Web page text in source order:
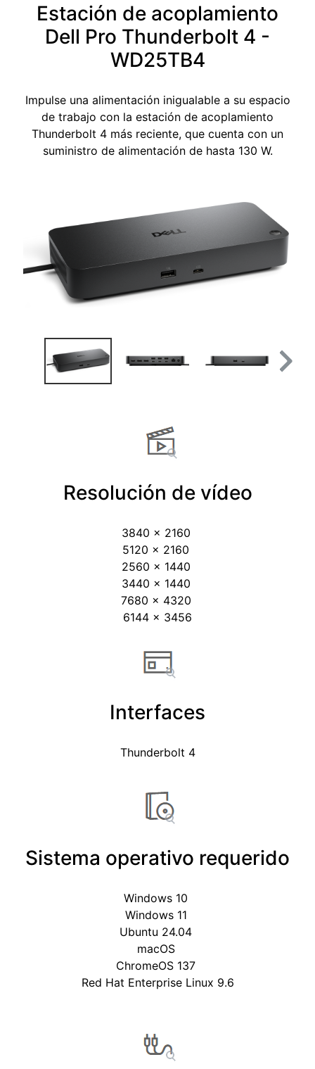
Estación de acoplamiento
Dell Pro Thunderbolt 4 -
WD25TB4
Impulse una alimentación inigualable a su espacio
de trabajo con la estación de acoplamiento
Thunderbolt 4 más reciente, que cuenta con un
suministro de alimentación de hasta 130 W.
Resolución de vídeo
3840 x 2160
5120 x 2160
2560 x 1440
3440 x 1440
7680 x 4320
6144 x 3456
Interfaces
Thunderbolt 4
Sistema operativo requerido
Windows 10
Windows 11
Ubuntu 24.04
macOS
ChromeOS 137
Red Hat Enterprise Linux 9.6